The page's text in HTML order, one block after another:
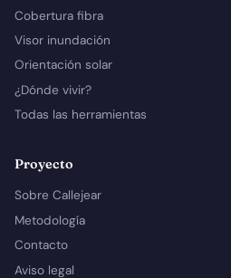
Cobertura fibra
Visor inundación
Orientación solar
¿Dónde vivir?
Todas las herramientas
Proyecto
Sobre Callejear
Metodología
Contacto
Aviso legal